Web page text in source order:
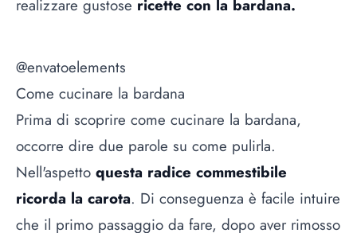
realizzare gustose ricette con la bardana.
@envatoelements
Come cucinare la bardana
Prima di scoprire come cucinare la bardana,
occorre dire due parole su come pulirla.
Nell'aspetto questa radice commestibile
ricorda la carota. Di conseguenza è facile intuire
che il primo passaggio da fare, dopo aver rimosso